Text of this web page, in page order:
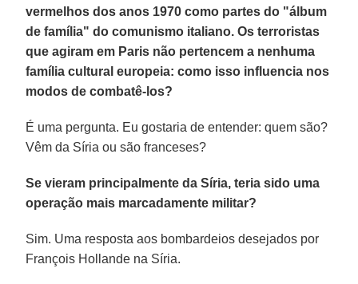
vermelhos dos anos 1970 como partes do "álbum
de família" do comunismo italiano. Os terroristas
que agiram em Paris não pertencem a nenhuma
família cultural europeia: como isso influencia nos
modos de combatê-los?
É uma pergunta. Eu gostaria de entender: quem são?
Vêm da Síria ou são franceses?
Se vieram principalmente da Síria, teria sido uma
operação mais marcadamente militar?
Sim. Uma resposta aos bombardeios desejados por
François Hollande na Síria.